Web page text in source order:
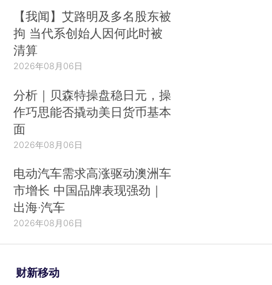
【我闻】艾路明及多名股东被
拘 当代系创始人因何此时被
清算
2026年08月06日
分析｜贝森特操盘稳日元，操
作巧思能否撬动美日货币基本
面
2026年08月06日
电动汽车需求高涨驱动澳洲车
市增长 中国品牌表现强劲｜
出海·汽车
2026年08月06日
财新移动